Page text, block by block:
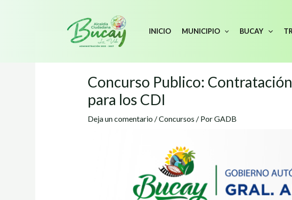
INICIO MUNICIPIO BUCAY
Concurso Publico:
para los CDI
Deja un comentario /Concursos / PorGADB